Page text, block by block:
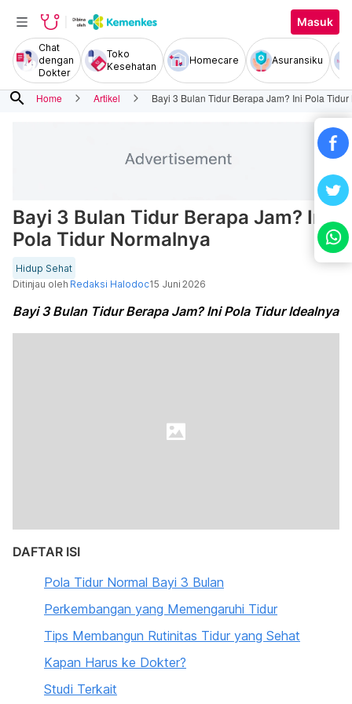
Masuk
Chat
dengan
Dokter
Toko
Kesehatan
Homecare Asuransiku
search Home Artikel Bayi 3 Bulan Tidur Berapa Jam? Ini Pola
Bayi 3 Bulan Tidur Berapa Jam? Ini
Pola Tidur Normalnya
Hidup Sehat
Ditinjau oleh Redaksi Halodoc15 Juni 2026
Bayi 3 Bulan Tidur Berapa Jam? Ini Pola Tidur Idealnya
DAFTAR ISI
Pola Tidur Normal Bayi 3 Bulan
Perkembangan yang Memengaruhi Tidur
Tips Membangun Rutinitas Tidur yang Sehat
Kapan Harus ke Dokter?
Studi Terkait